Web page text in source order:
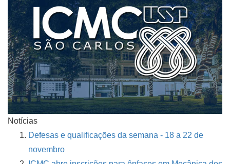
Notícias
Defesas e qualificações da semana - 18 a 22 de
novembro